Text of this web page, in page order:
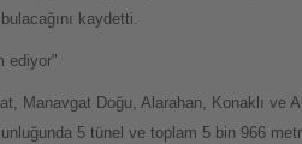
kaydetti.
ediyor"
Manavgat Doğu, Alarahan, Konaklı
5 tünel ve toplam 5 bin 966